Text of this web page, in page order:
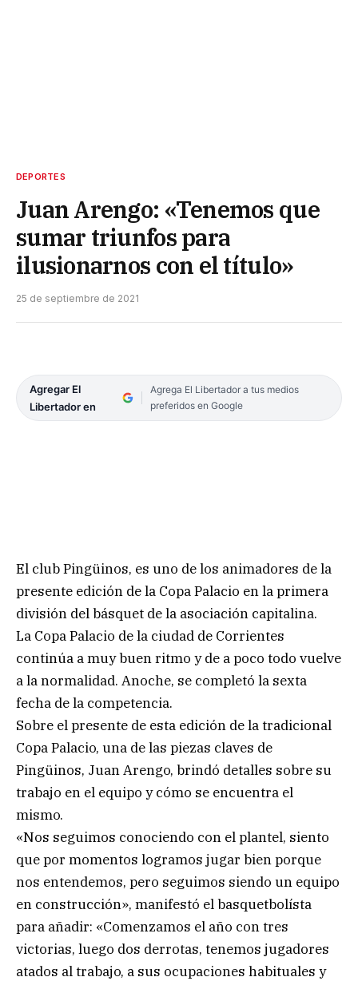
DEPORTES
Juan Arengo: «Tenemos que
sumar triunfos para
ilusionarnos con el título»
25 de septiembre de 2021
Agregar El
Libertador en
Agrega El Libertador a tus medios
preferidos en Google
El club Pingüinos, es uno de los animadores de la
presente edición de la Copa Palacio en la primera
división del básquet de la asociación capitalina.
La Copa Palacio de la ciudad de Corrientes
continúa a muy buen ritmo y de a poco todo vuelve
a la normalidad. Anoche, se completó la sexta
fecha de la competencia.
Sobre el presente de esta edición de la tradicional
Copa Palacio, una de las piezas claves de
Pingüinos, Juan Arengo, brindó detalles sobre su
trabajo en el equipo y cómo se encuentra el
mismo.
«Nos seguimos conociendo con el plantel, siento
que por momentos logramos jugar bien porque
nos entendemos, pero seguimos siendo un equipo
en construcción», manifestó el basquetbolísta
para añadir: «Comenzamos el año con tres
victorias, luego dos derrotas, tenemos jugadores
atados al trabajo, a sus ocupaciones habituales y